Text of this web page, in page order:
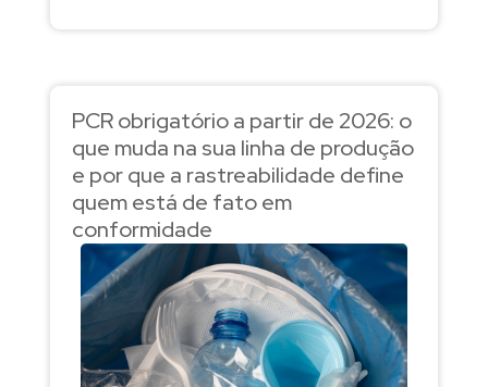
PCR obrigatório a partir de 2026: o
que muda na sua linha de produção
e por que a rastreabilidade define
quem está de fato em
conformidade